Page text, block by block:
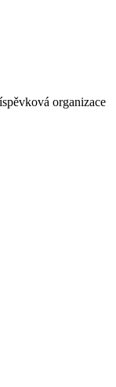
organizace